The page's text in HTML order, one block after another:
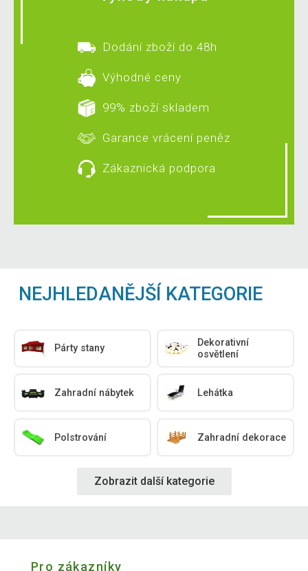
Dodání zboží do 48h
Výhodné ceny
99% zboží skladem
Garance vrácení peněz
Zákaznická podpora
NEJHLEDANĚJŠÍ KATEGORIE
Párty stany
Dekorativní
osvětlení
Zahradní nábytek Lehátka
Polstrování Zahradní dekorace
Zobrazit další kategorie
Pro zákazníky